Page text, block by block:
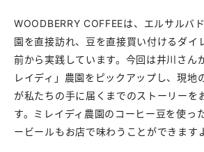
WOODBERRY COFFEEは、エルサルバ
園を直接訪れ、豆を直接買い付けるダイ
前から実践しています。今回は井川さん
レイディ」農園をピックアップし、現地
が私たちの手に届くまでのストーリーを
す。ミレイディ農園のコーヒー豆を使っ
ービールもお店で味わうことができます